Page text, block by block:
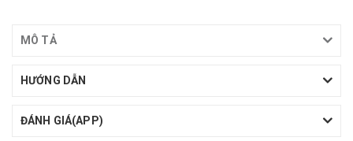
MÔ TẢ
HƯỚNG DẪN
ĐÁNH GIÁ(APP)